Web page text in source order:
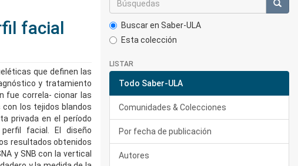
facial
que definen las
y tratamiento
fue correla- cionar las
los tejidos blandos
privada en el período
facial. El diseño
resultados obtenidos
y SNB con la vertical
Buscar en Saber-ULA
Esta colección
LISTAR
Todo Saber-ULA
Comunidades & Colecciones
Por fecha de publicación
Autores